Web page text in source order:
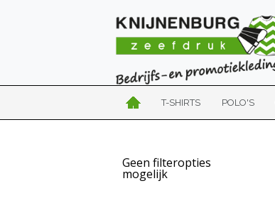
T-SHIRTS POLO'S
Geen filteropties
mogelijk